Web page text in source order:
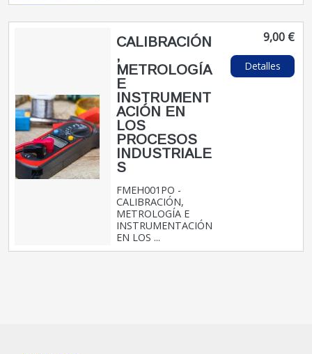
CALIBRACIÓN
,
METROLOGÍA
E
INSTRUMENT
ACIÓN EN
LOS
PROCESOS
INDUSTRIALE
S
FMEH001PO -
CALIBRACIÓN,
METROLOGÍA E
INSTRUMENTACIÓN
EN LOS ...
9,00 €
Detalles